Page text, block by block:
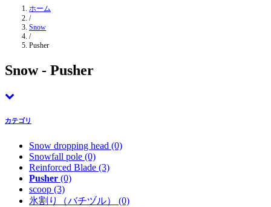
ホーム
/
Snow
/
Pusher
Snow - Pusher
カテゴリ
Snow dropping head (0)
Snowfall pole (0)
Reinforced Blade (3)
Pusher (0)
scoop (3)
氷割り（バチヅル） (0)